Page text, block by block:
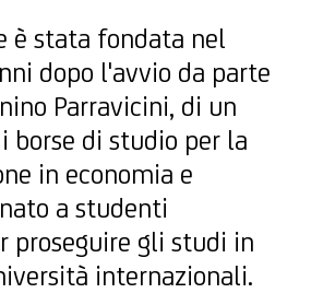
è stata fondata nel
dopo l'avvio da parte
Parravicini, di un
borse di studio per la
in economia e
a studenti
proseguire gli studi in
internazionali.